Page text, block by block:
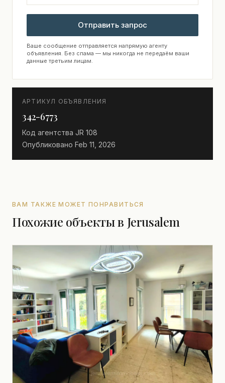
Отправить запрос
Ваше сообщение отправляется напрямую агенту
объявления. Без спама — мы никогда не передаём ваши
данные третьим лицам.
АРТИКУЛ ОБЪЯВЛЕНИЯ
342-6773
Код агентства JR 108
Опубликовано Feb 11, 2026
ВАМ ТАКЖЕ МОЖЕТ ПОНРАВИТЬСЯ
Похожие объекты в Jerusalem